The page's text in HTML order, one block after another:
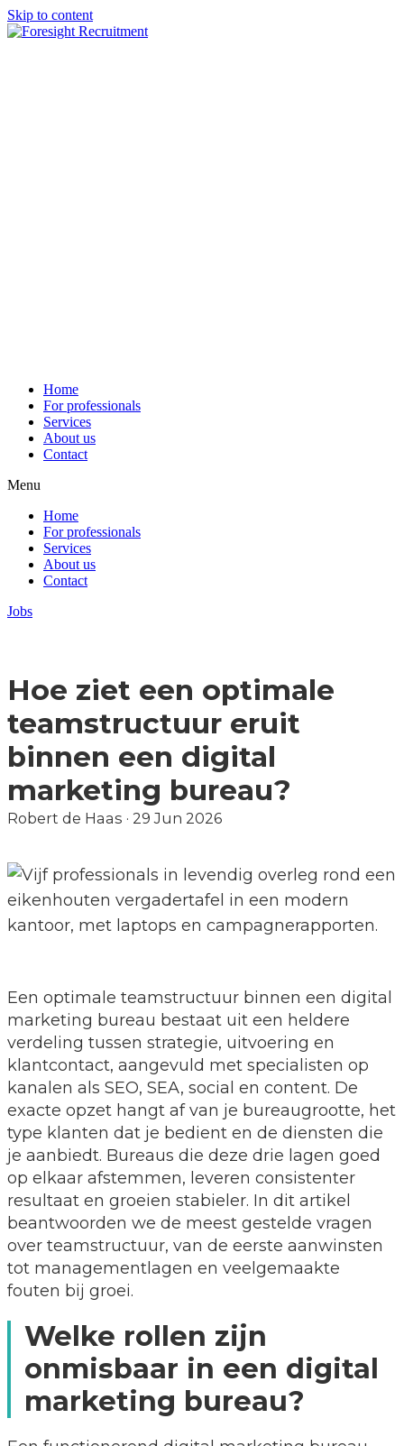
Skip to content
Home
For professionals
Services
About us
Contact
Menu
Home
For professionals
Services
About us
Contact
Jobs
Hoe ziet een optimale
teamstructuur eruit
binnen een digital
marketing bureau?
Robert de Haas · 29 Jun 2026
Een optimale teamstructuur binnen een digital
marketing bureau bestaat uit een heldere
verdeling tussen strategie, uitvoering en
klantcontact, aangevuld met specialisten op
kanalen als SEO, SEA, social en content. De
exacte opzet hangt af van je bureaugrootte, het
type klanten dat je bedient en de diensten die
je aanbiedt. Bureaus die deze drie lagen goed
op elkaar afstemmen, leveren consistenter
resultaat en groeien stabieler. In dit artikel
beantwoorden we de meest gestelde vragen
over teamstructuur, van de eerste aanwinsten
tot managementlagen en veelgemaakte
fouten bij groei.
Welke rollen zijn
onmisbaar in een digital
marketing bureau?